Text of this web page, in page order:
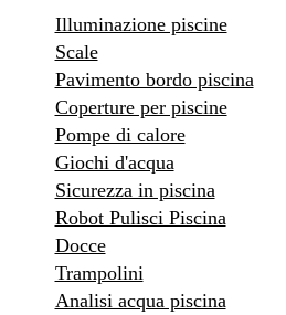
Illuminazione piscine
Scale
Pavimento bordo piscina
Coperture per piscine
Pompe di calore
Giochi d'acqua
Sicurezza in piscina
Robot Pulisci Piscina
Docce
Trampolini
Analisi acqua piscina